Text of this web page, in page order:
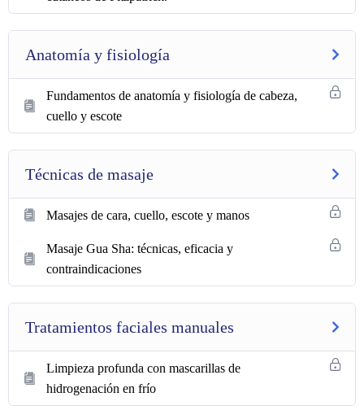
Anatomía y fisiología
Fundamentos de anatomía y fisiología de cabeza,
cuello y escote
Técnicas de masaje
Masajes de cara, cuello, escote y manos
Masaje Gua Sha: técnicas, eficacia y
contraindicaciones
Tratamientos faciales manuales
Limpieza profunda con mascarillas de
hidrogenación en frío